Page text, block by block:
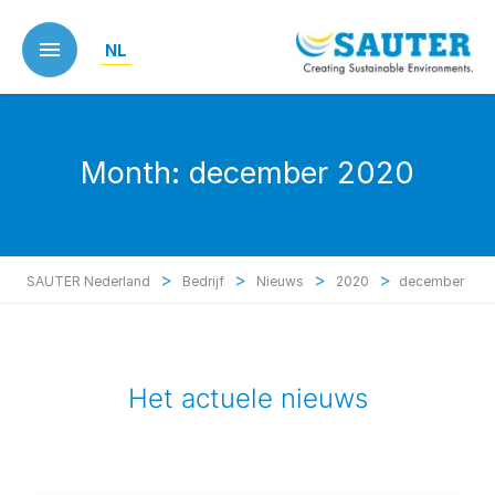
main
content
NL
Month: december 2020
SAUTER Nederland > Bedrijf > Nieuws > 2020 > december
Het actuele nieuws